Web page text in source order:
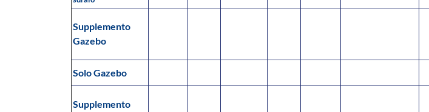
Supplemento
Gazebo
Solo Gazebo
Supplemento